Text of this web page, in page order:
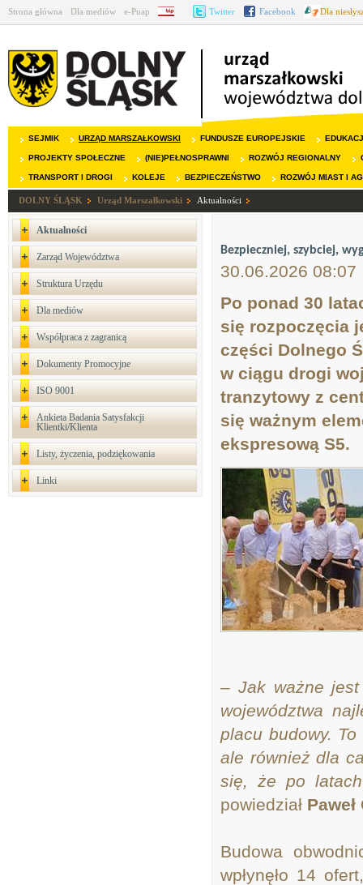
Strona główna Dla mediów e-Puap BIP Twitter Facebook Dla
SEJMIK URZĄD MARSZAŁKOWSKI FUNDUSZE EUROPEJSKIE
PROJEKTY SPOŁECZNE (NIE)PEŁNOSPRAWNI ROZWÓJ REGIONALNY
TRANSPORT I DROGI KOLEJE BEZPIECZEŃSTWO ROZWÓJ MIAST I
DOLNY ŚLĄSK Urząd Marszałkowski Aktualności
Aktualności
Zarząd Województwa
Struktura Urzędu
Dla mediów
Współpraca z zagranicą
Dokumenty Promocyjne
ISO 9001
Ankieta Badania Satysfakcji
Klientki/Klienta
Listy, życzenia, podziękowania
Linki
Bezpieczniej, szybciej,
30.06.2026 08:07
Po ponad 30
się rozpoczęcia
części Dolnego
w ciągu drogi
tranzytowy z
się ważnym
ekspresową S5.
– Jak ważne jest
województwa
placu budowy.
ale również dla
się, że po
powiedział
Budowa
wpłynęło 14